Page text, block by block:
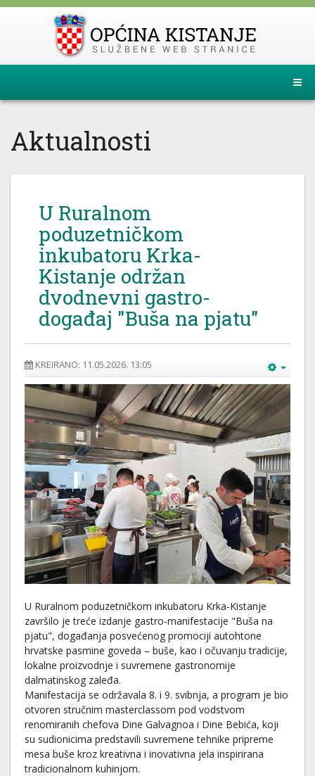
Aktualnosti
U Ruralnom
poduzetničkom
inkubatoru Krka-
Kistanje održan
dvodnevni gastro-
događaj "Buša na pjatu"
KREIRANO: 11.05.2026. 13:05
U Ruralnom poduzetničkom inkubatoru Krka-Kistanje
završilo je treće izdanje gastro-manifestacije "Buša na
pjatu", događanja posvećenog promociji autohtone
hrvatske pasmine goveda – buše, kao i očuvanju tradicije,
lokalne proizvodnje i suvremene gastronomije
dalmatinskog zaleđa.
Manifestacija se održavala 8. i 9. svibnja, a program je bio
otvoren stručnim masterclassom pod vodstvom
renomiranih chefova Dine Galvagnoa i Dine Bebića, koji
su sudionicima predstavili suvremene tehnike pripreme
mesa buše kroz kreativna i inovativna jela inspirirana
tradicionalnom kuhinjom.